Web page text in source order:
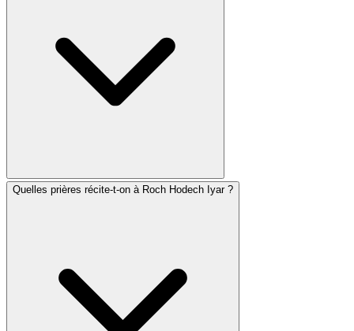
tombent également en Iyar. Le mois est associé à la
guérison — les lettres hébraïques d'Iyar forment
l'acronyme de « Ani Hachem Rofékha » (Je suis
Quelles prières récite-t-on à Roch Hodech Iyar ?